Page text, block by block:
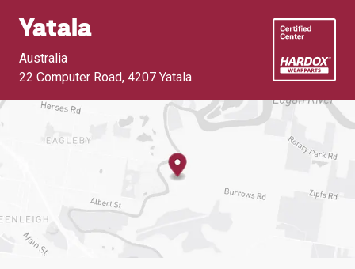
Yatala
Australia
22 Computer Road, 4207 Yatala